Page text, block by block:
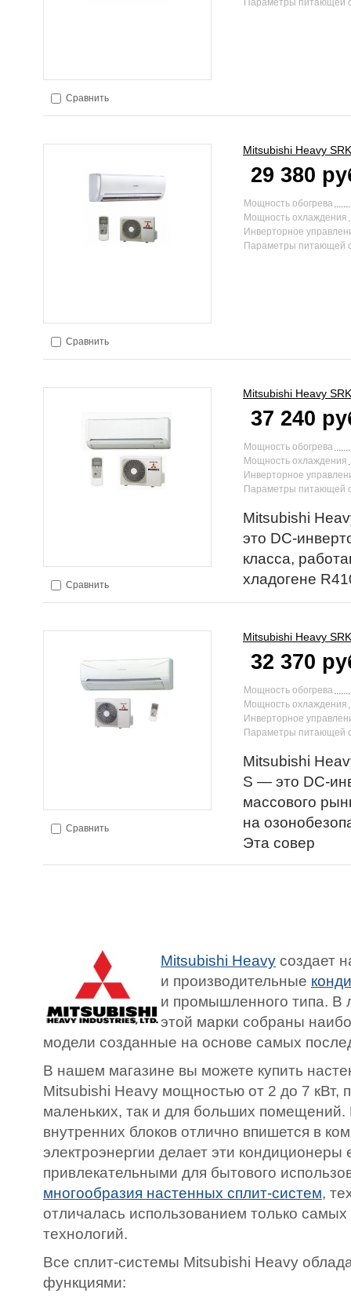
Сравнить
Параметры питающей
Сравнить
Mitsubishi Heavy
29 380
Мощность обогрева
Мощность охлаждения
Инверторное
Параметры питающей
Сравнить
Mitsubishi Heavy
37 240
Мощность обогрева
Мощность охлаждения
Инверторное
Параметры питающей
Mitsubishi
это DC-
класса,
хладогене
Сравнить
Mitsubishi Heavy
32 370
Мощность обогрева
Мощность охлаждения
Инверторное
Параметры питающей
Mitsubishi
S — это DC-
массового
на
Эта совер
Mitsubishi Heavy создает
и производительные
и промышленного типа. В
этой марки собраны
модели созданные на основе самых
В нашем магазине вы можете купить
Mitsubishi Heavy мощностью от 2 до 7 кВт,
маленьких, так и для больших
внутренних блоков отлично впишется в
электроэнергии делает эти
привлекательными для бытового
многообразия настенных сплит-систем,
отличалась использованием только
технологий.
Все сплит-системы Mitsubishi Heavy
функциями: